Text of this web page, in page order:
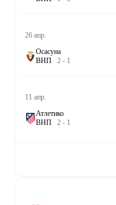
26 апр.
Осасуна
ВНП 2 - 1
11 апр.
Атлетико
ВНП 2 - 1